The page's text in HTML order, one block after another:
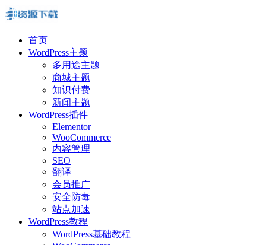
首页
WordPress主题
多用途主题
商城主题
知识付费
新闻主题
WordPress插件
Elementor
WooCommerce
内容管理
SEO
翻译
会员推广
安全防毒
站点加速
WordPress教程
WordPress基础教程